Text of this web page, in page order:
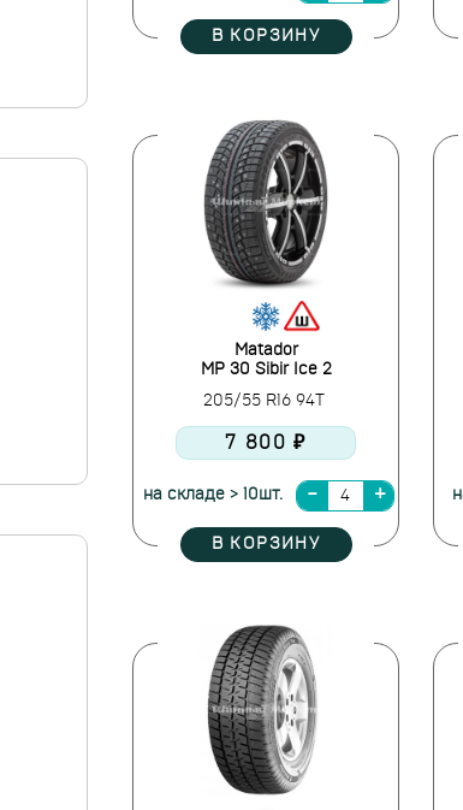
В КОРЗИНУ
Matador
MP 30 Sibir Ice 2
205/55 R16 94T
7 800 ₽
на складе > 10шт.
В КОРЗИНУ